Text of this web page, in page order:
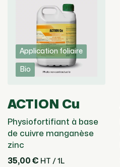
Application foliaire
Bio
ACTION Cu
Physiofortifiant à base
de cuivre manganèse
zinc
35,00 € HT / 1L